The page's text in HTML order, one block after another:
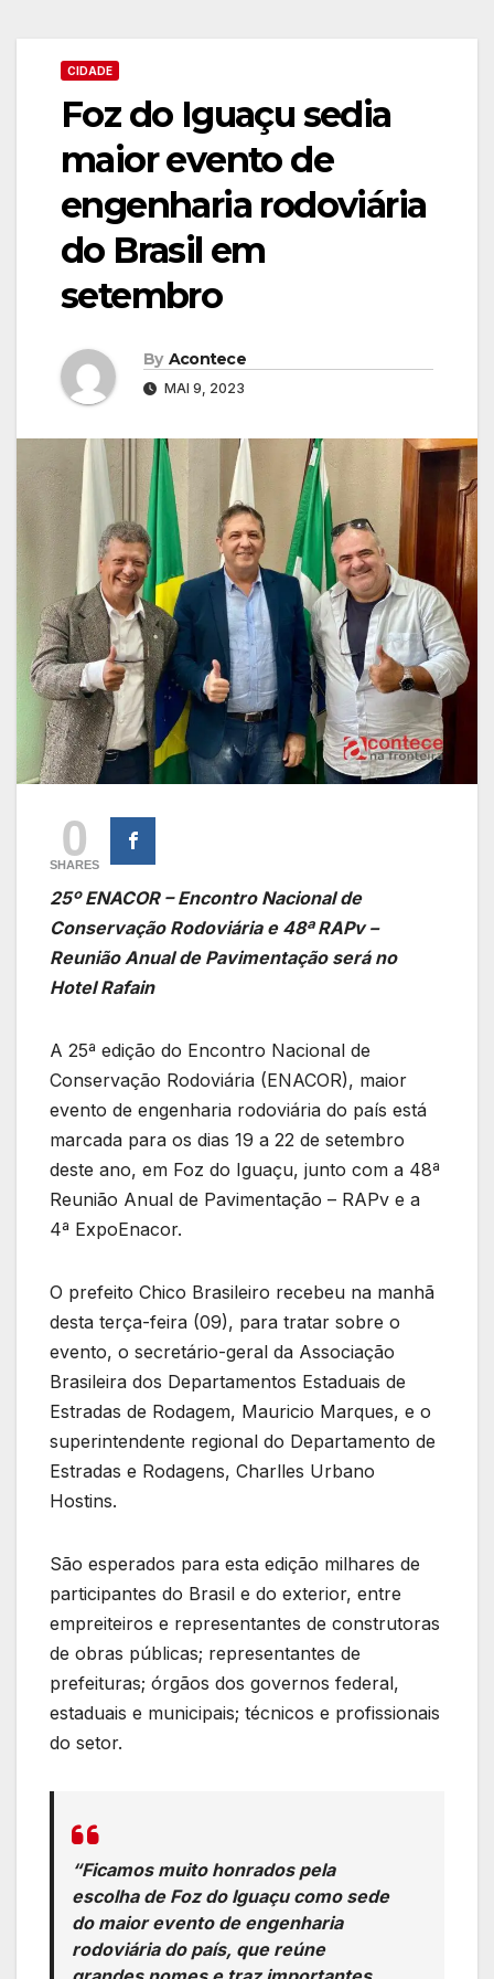
CIDADE
Foz do Iguaçu sedia
maior evento de
engenharia rodoviária
do Brasil em
setembro
By Acontece
MAI 9, 2023
0
SHARES
25º ENACOR – Encontro Nacional de
Conservação Rodoviária e 48ª RAPv –
Reunião Anual de Pavimentação será no
Hotel Rafain
A 25ª edição do Encontro Nacional de
Conservação Rodoviária (ENACOR), maior
evento de engenharia rodoviária do país está
marcada para os dias 19 a 22 de setembro
deste ano, em Foz do Iguaçu, junto com a 48ª
Reunião Anual de Pavimentação – RAPv e a
4ª ExpoEnacor.
O prefeito Chico Brasileiro recebeu na manhã
desta terça-feira (09), para tratar sobre o
evento, o secretário-geral da Associação
Brasileira dos Departamentos Estaduais de
Estradas de Rodagem, Mauricio Marques, e o
superintendente regional do Departamento de
Estradas e Rodagens, Charlles Urbano
Hostins.
São esperados para esta edição milhares de
participantes do Brasil e do exterior, entre
empreiteiros e representantes de construtoras
de obras públicas; representantes de
prefeituras; órgãos dos governos federal,
estaduais e municipais; técnicos e profissionais
do setor.
“Ficamos muito honrados pela
escolha de Foz do Iguaçu como sede
do maior evento de engenharia
rodoviária do país, que reúne